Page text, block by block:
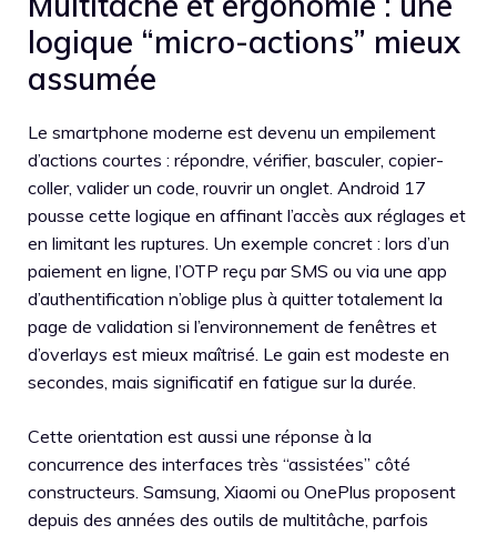
logique “micro-actions” mieux
assumée
Le smartphone moderne est devenu un empilement
d’actions courtes : répondre, vérifier, basculer, copier-
coller, valider un code, rouvrir un onglet. Android 17
pousse cette logique en affinant l’accès aux réglages et
en limitant les ruptures. Un exemple concret : lors d’un
paiement en ligne, l’OTP reçu par SMS ou via une app
d’authentification n’oblige plus à quitter totalement la
page de validation si l’environnement de fenêtres et
d’overlays est mieux maîtrisé. Le gain est modeste en
secondes, mais significatif en fatigue sur la durée.
Cette orientation est aussi une réponse à la
concurrence des interfaces très “assistées” côté
constructeurs. Samsung, Xiaomi ou OnePlus proposent
depuis des années des outils de multitâche, parfois